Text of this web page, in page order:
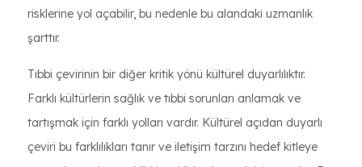
risklerine yol açabilir, bu nedenle bu alandaki uzmanlık
şarttır.
Tıbbi çevirinin bir diğer kritik yönü kültürel duyarlılıktır.
Farklı kültürlerin sağlık ve tıbbi sorunları anlamak ve
tartışmak için farklı yolları vardır. Kültürel açıdan duyarlı
çeviri bu farklılıkları tanır ve iletişim tarzını hedef kitleye